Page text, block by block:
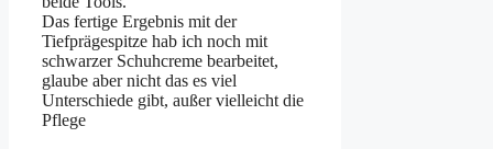
Das fertige Ergebnis mit der
Tiefprägespitze hab ich noch mit
schwarzer Schuhcreme bearbeitet,
glaube aber nicht das es viel
Unterschiede gibt, außer vielleicht die
Pflege